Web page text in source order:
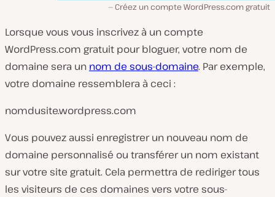
Créez un compte WordPress.com gratuit
Lorsque vous vous inscrivez à un compte
WordPress.com gratuit pour bloguer, votre nom de
domaine sera un nom de sous-domaine. Par exemple,
votre domaine ressemblera à ceci :
nomdusite.wordpress.com
Vous pouvez aussi enregistrer un nouveau nom de
domaine personnalisé ou transférer un nom existant
sur votre site gratuit. Cela permettra de rediriger tous
les visiteurs de ces domaines vers votre sous-